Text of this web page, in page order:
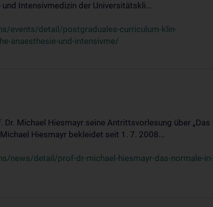
Intensivmedizin der Universitätskli...
events/detail/postgraduales-curriculum-klin-
anaesthesie-und-intensivme/
Michael Hiesmayr seine Antrittsvorlesung über „Das
Hiesmayr bekleidet seit 1. 7. 2008...
news/detail/prof-dr-michael-hiesmayr-das-normale-in-